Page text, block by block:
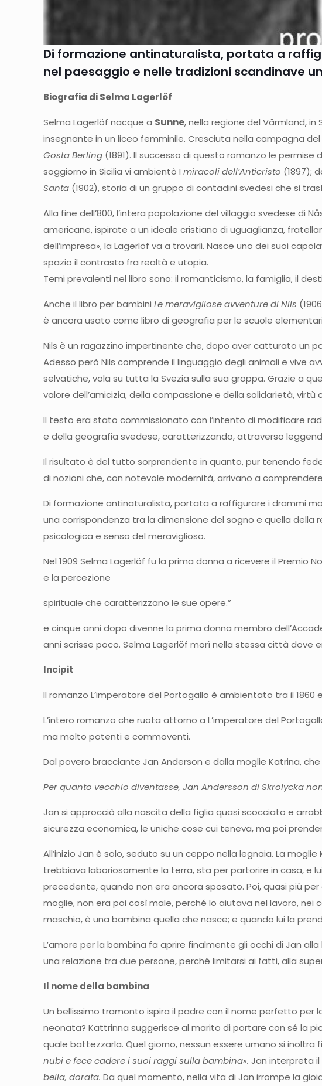
Di formazione antinaturalista, portata a
nel paesaggio e nelle tradizioni scandinave
Biografia di Selma Lagerlöf
Selma Lagerlöf nacque a Sunne, nella regione del Värmland, in
insegnante in un liceo femminile. Cresciuta nella campagna
Gösta Berling (1891). Il successo di questo romanzo le
soggiorno in Sicilia vi ambientò I miracoli dell’Anticristo (1897);
Santa (1902), storia di un gruppo di contadini svedesi che si
Alla fine dell’800, l’intera popolazione del villaggio svedese di
americane, ispirate a un ideale cristiano di uguaglianza,
dell’impresa», la Lagerlöf va a trovarli. Nasce uno dei suoi
spazio il contrasto fra realtà e utopia.
Temi prevalenti nel libro sono: il romanticismo, la famiglia, il
Anche il libro per bambiniLe meravigliose avventure di Nils
è ancora usato come libro di geografia per le scuole
Nils è un ragazzino impertinente che, dopo aver catturato un
Adesso però Nils comprende il linguaggio degli animali e vive
selvatiche, vola su tutta la Svezia sulla sua groppa. Grazie a
valore dell’amicizia, della compassione e della solidarietà,
Il testo era stato commissionato con l’intento di modificare
e della geografia svedese, caratterizzando, attraverso
Il risultato è del tutto sorprendente in quanto, pur tenendo
di nozioni che, con notevole modernità, arrivano a
Di formazione antinaturalista, portata a raffigurare i drammi
una corrispondenza tra la dimensione del sogno e quella
psicologica e senso del meraviglioso.
Nel 1909 Selma Lagerlöf fu la prima donna a ricevere il Premio
e la percezione
spirituale che caratterizzano le sue opere.”
e cinque anni dopo divenne la prima donna membro
anni scrisse poco. Selma Lagerlöf morì nella stessa città dove
Incipit
Il romanzo L’imperatore del Portogallo è ambientato tra il 1860
L’intero romanzo che ruota attorno a L’imperatore del
ma molto potenti e commoventi.
Dal povero bracciante Jan Anderson e dalla moglie Katrina,
Per quanto vecchio diventasse, Jan Andersson di Skrolycka
Jan si approcciò alla nascita della figlia quasi scocciato e
sicurezza economica, le uniche cose cui teneva, ma poi
All’inizio Jan è solo, seduto su un ceppo nella legnaia. La
trebbiava laboriosamente la terra, sta per partorire in casa, e
precedente, quando non era ancora sposato. Poi, quasi più
moglie, non era poi così male, perché lo aiutava nel lavoro, nei
maschio, è una bambina quella che nasce; e quando lui la
L’amore per la bambina fa aprire finalmente gli occhi di Jan
una relazione tra due persone, perché limitarsi ai fatti, alla
Il nome della bambina
Un bellissimo tramonto ispira il padre con il nome perfetto per
neonata? Kattrinna suggerisce al marito di portare con sé la
quale battezzarla. Quel giorno, nessun essere umano si
nubi e fece cadere i suoi raggi sulla bambina».Jan interpreta
bella, dorata. Da quel momento, nella vita di Jan irrompe la